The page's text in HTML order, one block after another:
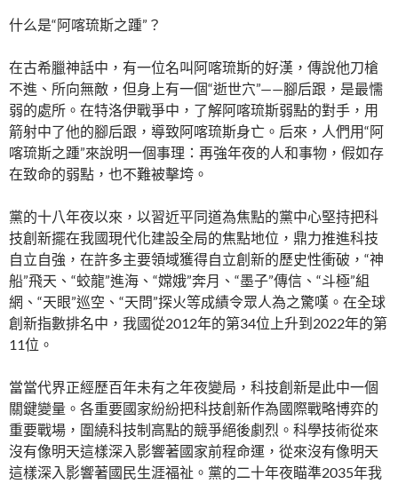
什么是“阿喀琉斯之踵”？
在古希臘神話中，有一位名叫阿喀琉斯的好漢，傳說他刀槍
不進、所向無敵，但身上有一個“逝世穴”——腳后跟，是最懦
弱的處所。在特洛伊戰爭中，了解阿喀琉斯弱點的對手，用
箭射中了他的腳后跟，導致阿喀琉斯身亡。后來，人們用“阿
喀琉斯之踵”來說明一個事理：再強年夜的人和事物，假如存
在致命的弱點，也不難被擊垮。
黨的十八年夜以來，以習近平同道為焦點的黨中心堅持把科
技創新擺在我國現代化建設全局的焦點地位，鼎力推進科技
自立自強，在許多主要領域獲得自立創新的歷史性衝破，“神
船”飛天、“蛟龍”進海、“嫦娥”奔月、“墨子”傳信、“斗極”組
網、“天眼”巡空、“天問”探火等成績令眾人為之驚嘆。在全球
創新指數排名中，我國從2012年的第34位上升到2022年的第
11位。
當當代界正經歷百年未有之年夜變局，科技創新是此中一個
關鍵變量。各重要國家紛紛把科技創新作為國際戰略博弈的
重要戰場，圍繞科技制高點的競爭絕後劇烈。科學技術從來
沒有像明天這樣深入影響著國家前程命運，從來沒有像明天
這樣深入影響著國民生涯福祉。黨的二十年夜瞄準2035年我